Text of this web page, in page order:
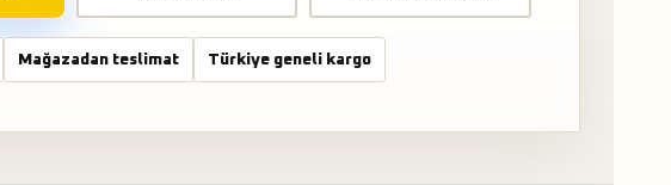
Mağazadan teslimat Türkiye geneli kargo